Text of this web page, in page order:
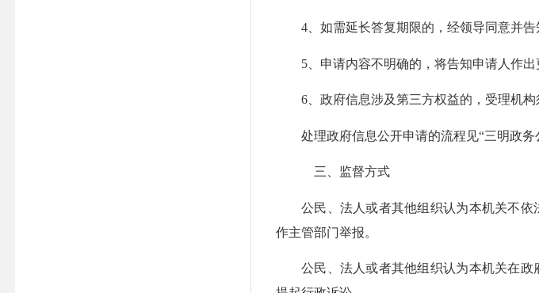
4、如需延长答复期限的，经领导同意并告
5、申请内容不明确的，将告知申请人作出
6、政府信息涉及第三方权益的，受理机构
处理政府信息公开申请的流程见“三明政务
三、监督方式
公民、法人或者其他组织认为本机关不依
作主管部门举报。
公民、法人或者其他组织认为本机关在政